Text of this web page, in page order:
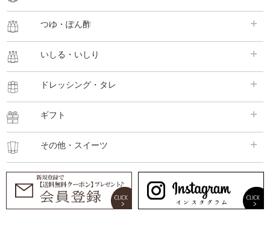
つゆ・ぽん酢
いしる・いしり
ドレッシング・タレ
ギフト
その他・スイーツ